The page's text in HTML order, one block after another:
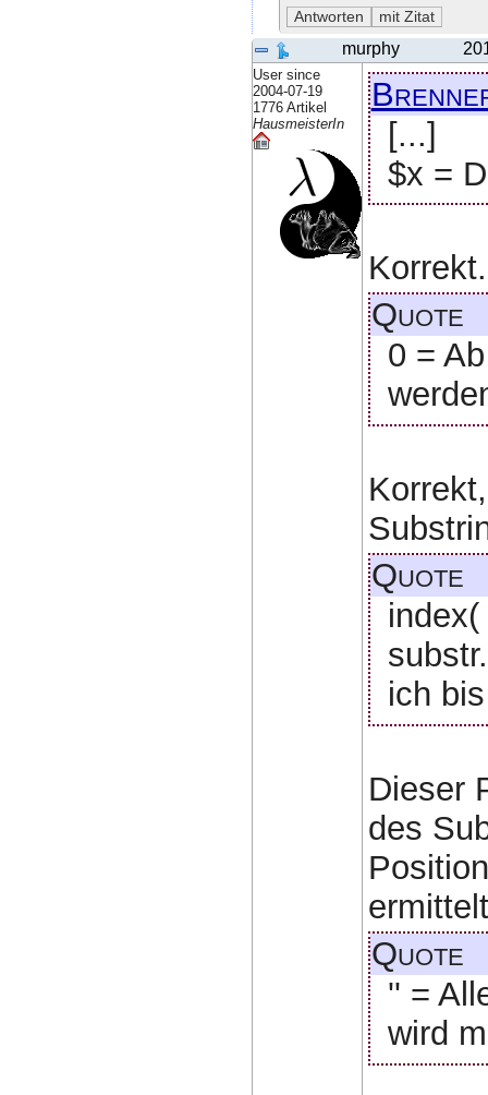
murphy
User since
2004-07-19
1776 Artikel
HausmeisterIn
[...]
$x =
Korrekt.
Quote
0 =
Quote
ich
Dieser
des
Quote
'' =
wird